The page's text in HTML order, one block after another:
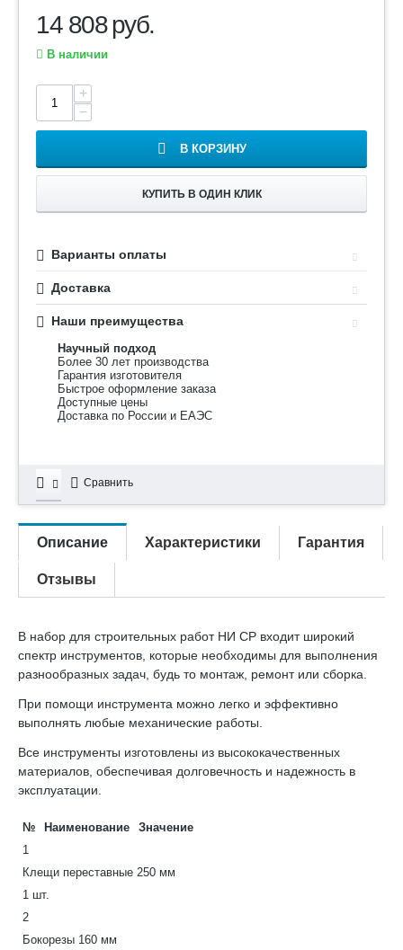
14 808руб.
В наличии
+
−
В КОРЗИНУ
КУПИТЬ В ОДИН КЛИК
Варианты оплаты
Доставка
Наши преимущества
Научный подход
Более 30 лет производства
Гарантия изготовителя
Быстрое оформление заказа
Доступные цены
Доставка по России и ЕАЭС
Сравнить
Описание Характеристики Гарантия
Отзывы
В набор для строительных работ НИ СР входит широкий
спектр инструментов, которые необходимы для выполнения
разнообразных задач, будь то монтаж, ремонт или сборка.
При помощи инструмента можно легко и эффективно
выполнять любые механические работы.
Все инструменты изготовлены из высококачественных
материалов, обеспечивая долговечность и надежность в
эксплуатации.
№ Наименование
Значение
1
Клещи переставные 250 мм
1 шт.
2
Бокорезы 160 мм